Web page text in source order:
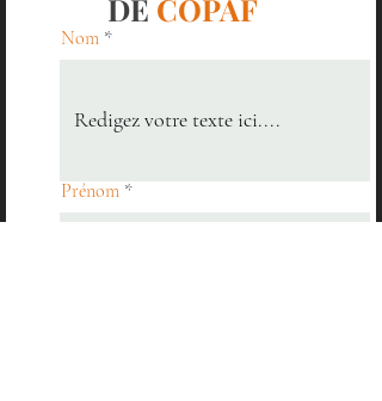
DE COPAF
Nom
Prénom